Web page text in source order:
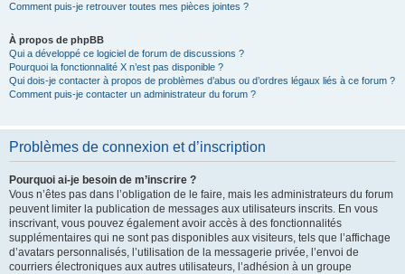
Comment puis-je retrouver toutes mes pièces jointes ?
À propos de phpBB
Qui a développé ce logiciel de forum de discussions ?
Pourquoi la fonctionnalité X n’est pas disponible ?
Qui dois-je contacter à propos de problèmes d’abus ou d’ordres légaux liés à ce forum ?
Comment puis-je contacter un administrateur du forum ?
Problèmes de connexion et d’inscription
Pourquoi ai-je besoin de m’inscrire ?
Vous n’êtes pas dans l’obligation de le faire, mais les administrateurs du forum
peuvent limiter la publication de messages aux utilisateurs inscrits. En vous
inscrivant, vous pouvez également avoir accès à des fonctionnalités
supplémentaires qui ne sont pas disponibles aux visiteurs, tels que l’affichage
d’avatars personnalisés, l’utilisation de la messagerie privée, l’envoi de
courriers électroniques aux autres utilisateurs, l’adhésion à un groupe